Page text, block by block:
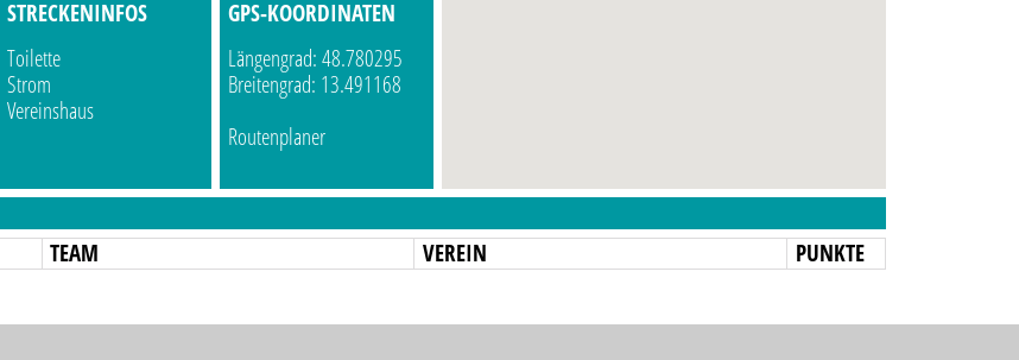
STRECKENINFOS
Toilette
Strom
Vereinshaus
GPS-KOORDINATEN
Längengrad: 48.780295
Breitengrad: 13.491168
Routenplaner
TEAM VEREIN
PUNKTE